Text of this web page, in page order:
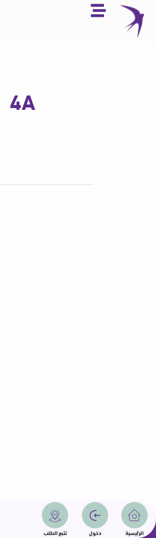
تخطي
المحتوى
الرئيسية دخول تتبع الطلب
4A
جميع الحقوق محفوظة | سمامة 2025 | دولة قطر